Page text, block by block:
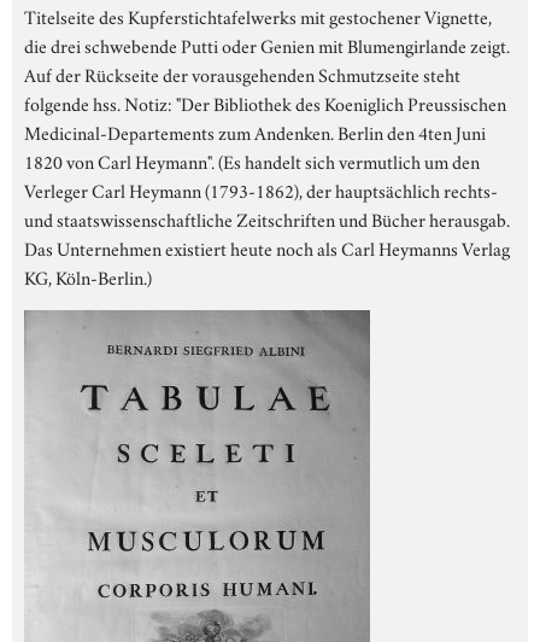
Titelseite des Kupferstichtafelwerks mit gestochener Vignette,
die drei schwebende Putti oder Genien mit Blumengirlande zeigt.
Auf der Rückseite der vorausgehenden Schmutzseite steht
folgende hss. Notiz: "Der Bibliothek des Koeniglich Preussischen
Medicinal-Departements zum Andenken. Berlin den 4ten Juni
1820 von Carl Heymann". (Es handelt sich vermutlich um den
Verleger Carl Heymann (1793-1862), der hauptsächlich rechts-
und staatswissenschaftliche Zeitschriften und Bücher herausgab.
Das Unternehmen existiert heute noch als Carl Heymanns Verlag
KG, Köln-Berlin.)